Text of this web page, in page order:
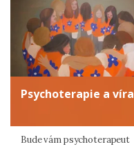
Psychoterapie a víra
Bude vám psychoterapeut